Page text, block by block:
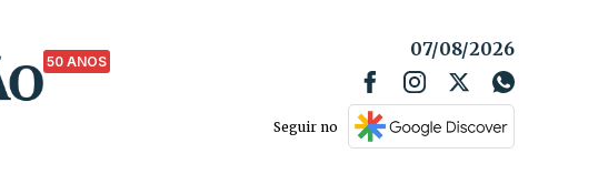
50 ANOS
07/08/2026
Seguir no